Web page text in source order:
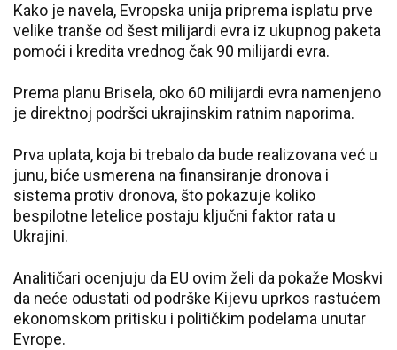
Kako je navela, Evropska unija priprema isplatu prve
velike tranše od šest milijardi evra iz ukupnog paketa
pomoći i kredita vrednog čak 90 milijardi evra.
Prema planu Brisela, oko 60 milijardi evra namenjeno
je direktnoj podršci ukrajinskim ratnim naporima.
Prva uplata, koja bi trebalo da bude realizovana već u
junu, biće usmerena na finansiranje dronova i
sistema protiv dronova, što pokazuje koliko
bespilotne letelice postaju ključni faktor rata u
Ukrajini.
Analitičari ocenjuju da EU ovim želi da pokaže Moskvi
da neće odustati od podrške Kijevu uprkos rastućem
ekonomskom pritisku i političkim podelama unutar
Evrope.